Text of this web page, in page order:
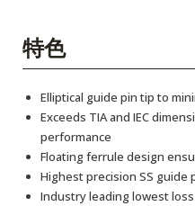
特色
Elliptical guide pin tip to
Exceeds TIA and IEC
performance
Floating ferrule design
Highest precision SS guide
Industry leading lowest